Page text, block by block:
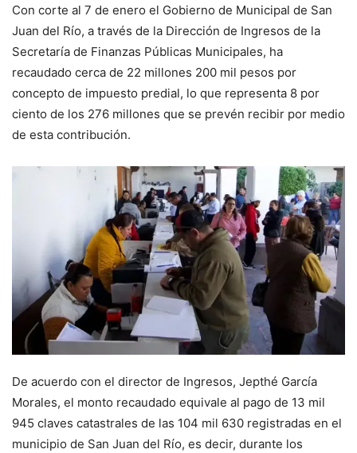
Con corte al 7 de enero el Gobierno de Municipal de San
Juan del Río, a través de la Dirección de Ingresos de la
Secretaría de Finanzas Públicas Municipales, ha
recaudado cerca de 22 millones 200 mil pesos por
concepto de impuesto predial, lo que representa 8 por
ciento de los 276 millones que se prevén recibir por medio
de esta contribución.
De acuerdo con el director de Ingresos, Jepthé García
Morales, el monto recaudado equivale al pago de 13 mil
945 claves catastrales de las 104 mil 630 registradas en el
municipio de San Juan del Río, es decir, durante los